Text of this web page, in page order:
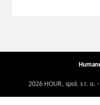
2026 HOUR, spol. s r. o.